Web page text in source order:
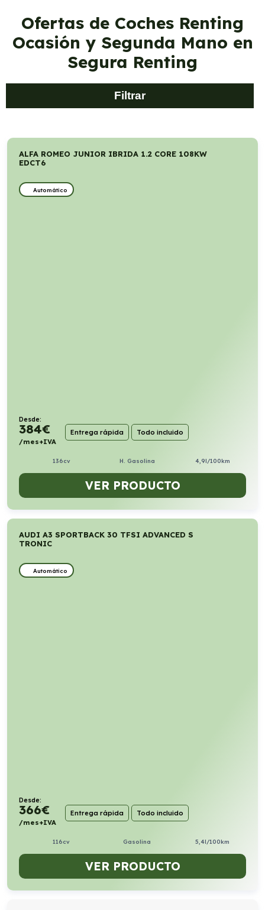
Ofertas de Coches Renting
Ocasión y Segunda Mano en
Segura Renting
Filtrar
ALFA ROMEO JUNIOR IBRIDA 1.2 CORE 108KW
EDCT6
Automático
Desde:
384€
/mes+IVA
Entrega rápida Todo incluido
136cv H. Gasolina 4,9l/100km
VER PRODUCTO
AUDI A3 SPORTBACK 30 TFSI ADVANCED S
TRONIC
Automático
Desde:
366€
/mes+IVA
Entrega rápida Todo incluido
116cv Gasolina 5,4l/100km
VER PRODUCTO